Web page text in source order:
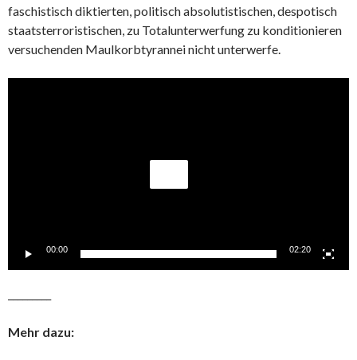
faschistisch diktierten, politisch absolutistischen, despotisch
staatsterroristischen, zu Totalunterwerfung zu konditionieren
versuchenden Maulkorbtyrannei nicht unterwerfe.
00:00 02:20
Mehr dazu: